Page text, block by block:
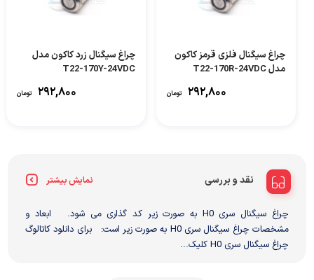
چراغ سیگنال فلزی قرمز کاکون
مدل T22-170R-24VDC
۲۹۲,۸۰۰ تومان
چراغ سیگنال زرد کاکون مدل
T22-170Y-24VDC
۲۹۲,۸۰۰ تومان
نقد و بررسی نمایش بیشتر
چراغ سیگنال سری H0 به صورت زیر کد گذاری می شود. ابعاد و
مشخصات چراغ سیگنال سری H0 به صورت زیر است: برای دانلود کاتالوگ
چراغ سیگنال سری H0 کلیک...